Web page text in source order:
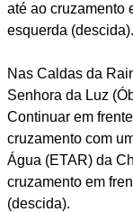
até ao cruzamento
esquerda (descida).
Nas Caldas da
Senhora da Luz
Continuar em
cruzamento com
Água (ETAR) da
cruzamento em
(descida).